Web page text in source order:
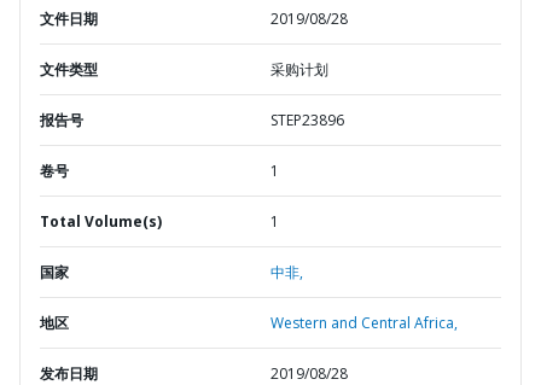
文件日期 2019/08/28
文件类型 采购计划
报告号 STEP23896
卷号 1
Total Volume(s) 1
国家 中非,
地区 Western and Central Africa,
发布日期 2019/08/28